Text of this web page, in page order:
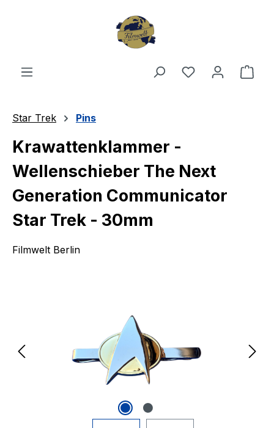
Du hast 0
Star Trek Pins
Krawattenklammer -
Wellenschieber The Next
Generation Communicator
Star Trek - 30mm
Filmwelt Berlin